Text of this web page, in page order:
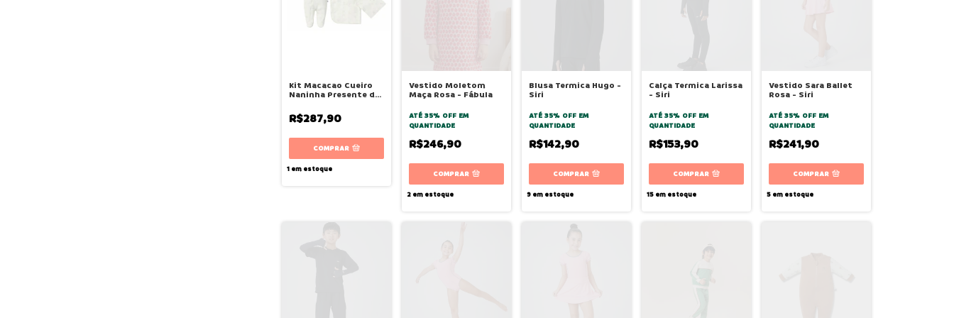
Kit Macacao Cueiro
Naninha Presente de
R$287,90
COMPRAR
1em estoque
Vestido Moletom
Maça Rosa - Fábula
ATÉ 35% OFF EM
QUANTIDADE
R$246,90
COMPRAR
2em estoque
Blusa Termica Hugo -
Siri
ATÉ 35% OFF EM
QUANTIDADE
R$142,90
COMPRAR
9em estoque
Calça Termica Larissa
- Siri
ATÉ 35% OFF EM
QUANTIDADE
R$153,90
COMPRAR
15em estoque
Vestido Sara Ballet
Rosa - Siri
ATÉ 35% OFF EM
QUANTIDADE
R$241,90
COMPRAR
5em estoque